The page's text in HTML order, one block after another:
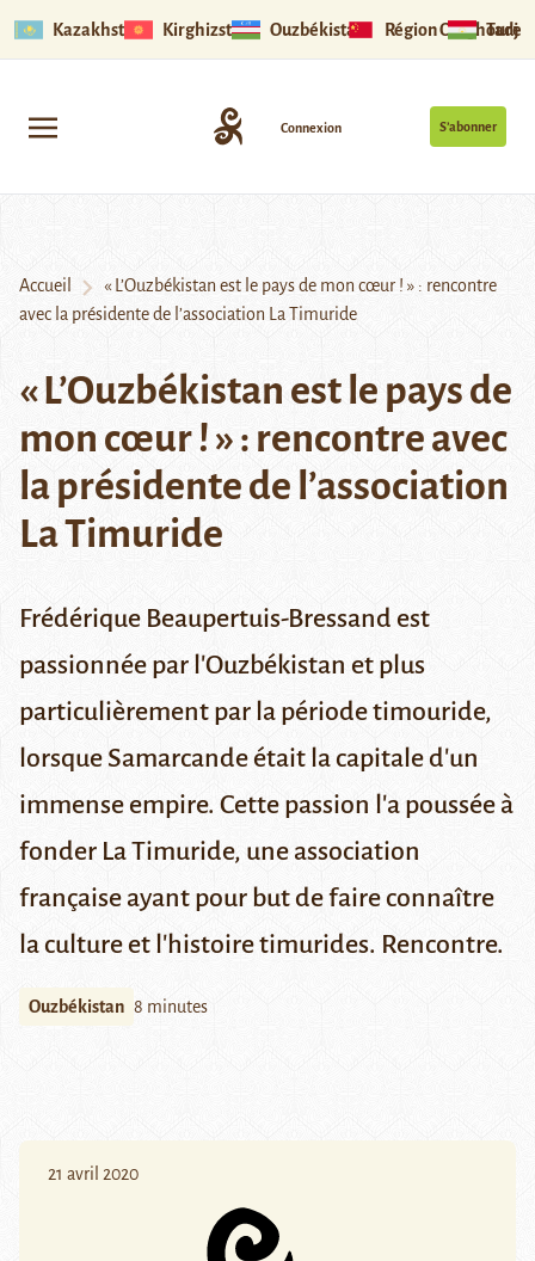
Kazakhstan Kirghizstan Ouzbékistan Région Ouïghoure
S’abonner
Connexion
Accueil
« L’Ouzbékistan est le pays de mon cœur ! » : rencontre
avec la présidente de l’association La Timuride
« L’Ouzbékistan est le pays de
mon cœur ! » : rencontre avec
la présidente de l’association
La Timuride
Frédérique Beaupertuis-Bressand est
passionnée par l'Ouzbékistan et plus
particulièrement par la période timouride,
lorsque Samarcande était la capitale d'un
immense empire. Cette passion l'a poussée à
fonder La Timuride, une association
française ayant pour but de faire connaître
la culture et l'histoire timurides. Rencontre.
Ouzbékistan 8 minutes
21 avril 2020